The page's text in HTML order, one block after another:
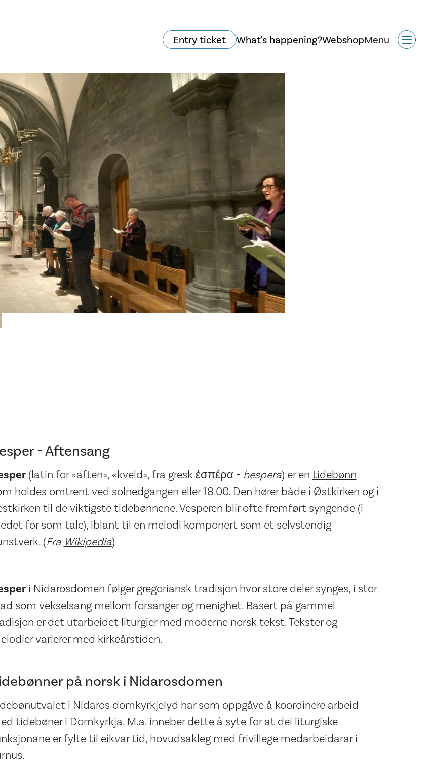
Entry ticket What's happening?WebshopMenu
Musikk
- Aftensang
(latin for «aften», «kveld», fra gresk ἑσπέρα - hespera) er en tidebønn
holdes omtrent ved solnedgangen eller 18.00. Den hører både i Østkirken og i
til de viktigste tidebønnene. Vesperen blir ofte fremført syngende (i
for som tale), iblant til en melodi komponert som et selvstendig
(Fra Wikipedia)
i Nidarosdomen følger gregoriansk tradisjon hvor store deler synges, i stor
som vekselsang mellom forsanger og menighet. Basert på gammel
er det utarbeidet liturgier med moderne norsk tekst. Tekster og
varierer med kirkeårstiden.
på norsk i Nidarosdomen
i Nidaros domkyrkjelyd har som oppgåve å koordinere arbeid
tidebøner i Domkyrkja. M.a. inneber dette å syte for at dei liturgiske
er fylte til eikvar tid, hovudsakleg med frivillege medarbeidarar i